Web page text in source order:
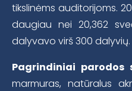
tikslinėms auditorijoms.
daugiau nei 20,362
dalyvavo virš 300 dalyvių.
Pagrindiniai parodos
marmuras, natūralus